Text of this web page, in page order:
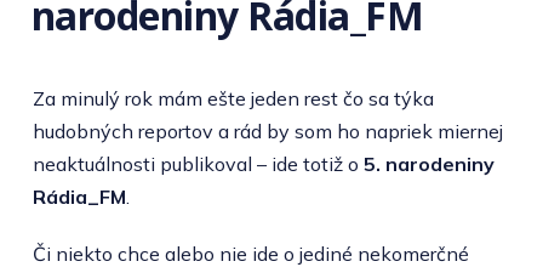
narodeniny Rádia_FM
Za minulý rok mám ešte jeden rest čo sa týka
hudobných reportov a rád by som ho napriek miernej
neaktuálnosti publikoval – ide totiž o 5. narodeniny
Rádia_FM
Či niekto chce alebo nie ide o jediné nekomerčné